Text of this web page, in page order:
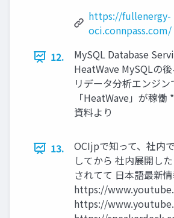
https://fullenergy-
oci.connpass.com/
12.
MySQL Database
HeatWave MySQLの
リデータ分析エンジン
「HeatWave」が稼働
資料より
13.
OCIjpで知って、社内
してから 社内展開し
されてて 日本語最新
https://
https://